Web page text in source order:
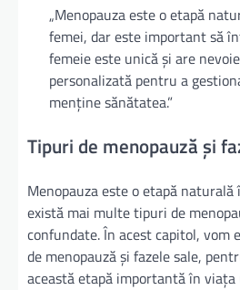
„Menopauza este o etapă
femei, dar este important să
femeie este unică și are
personalizată pentru a
menține sănătatea.”
Tipuri de menopauză și
Menopauza este o etapă
există mai multe tipuri de
confundate. În acest capitol, vom
de menopauză și fazele sale,
această etapă importantă în viața